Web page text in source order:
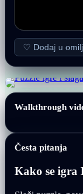
♡ Dodaj u
Walkthrough
Česta pitanja
Kako se igra